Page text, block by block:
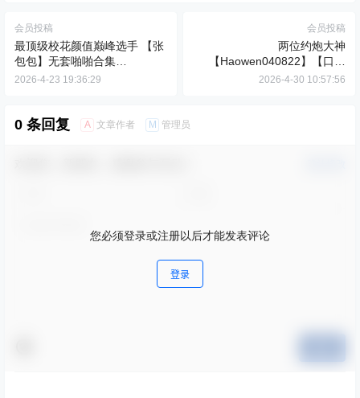
会员投稿
最顶级校花颜值巅峰选手 【张
包包】无套啪啪合集
40.9G/52V
2026-4-23 19:36:29
会员投稿
两位约炮大神
【Haowen040822】【口巾
SANG】各种第一视角后入大
2026-4-30 10:57:56
0 条回复 A 文章作者 M 管理员
您必须登录或注册以后才能发表评论
登录